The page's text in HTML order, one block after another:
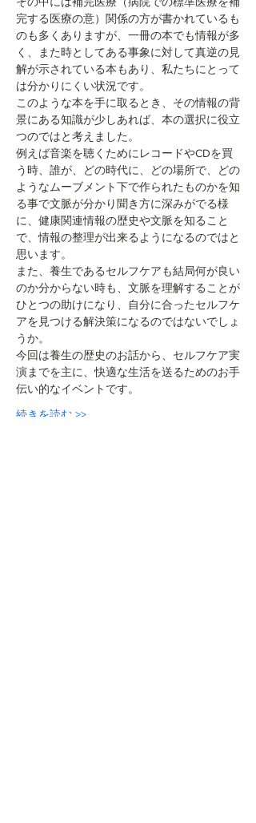
完する医療の意）関係の方が書かれているも
のも多くありますが、一冊の本でも情報が多
く、また時としてある事象に対して真逆の見
解が示されている本もあり、私たちにとって
は分かりにくい状況です。
このような本を手に取るとき、その情報の背
景にある知識が少しあれば、本の選択に役立
つのではと考えました。
例えば音楽を聴くためにレコードやCDを買
う時、誰が、どの時代に、どの場所で、どの
ようなムーブメント下で作られたものかを知
る事で文脈が分かり聞き方に深みがでる様
に、健康関連情報の歴史や文脈を知ること
で、情報の整理が出来るようになるのではと
思います。
また、養生であるセルフケアも結局何が良い
のか分からない時も、文脈を理解することが
ひとつの助けになり、自分に合ったセルフケ
アを見つける解決策になるのではないでしょ
うか。
今回は養生の歴史のお話から、セルフケア実
演までを主に、快適な生活を送るためのお手
伝い的なイベントです。
続きを読む >>